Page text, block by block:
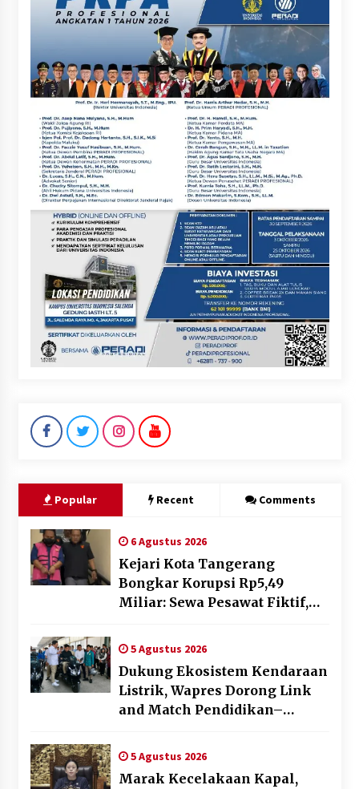
Popular Recent Comments
6 Agustus 2026
Kejari Kota Tangerang
Bongkar Korupsi Rp5,49
Miliar: Sewa Pesawat Fiktif,
Ditahan
5 Agustus 2026
Dukung Ekosistem Kendaraan
Listrik, Wapres Dorong Link
and Match Pendidikan–
5 Agustus 2026
Marak Kecelakaan Kapal,